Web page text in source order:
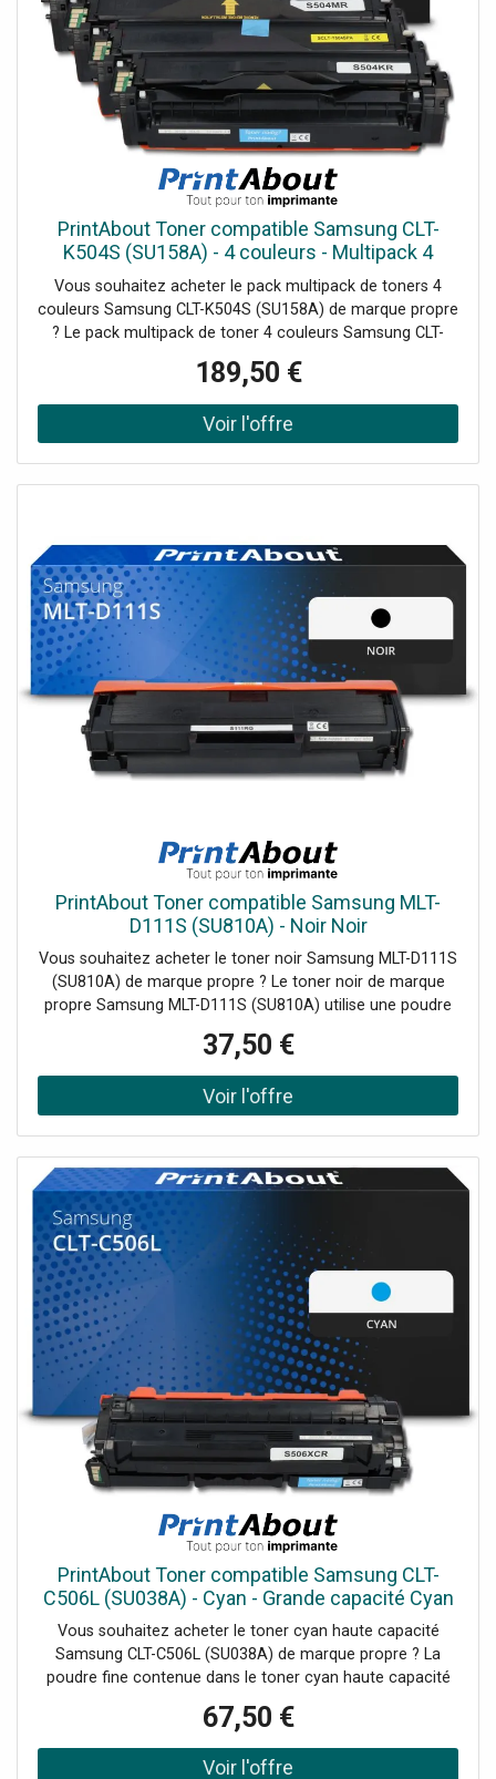
l'environnement, pour un confort optimal tout au long de
l'année.
PrintAbout Toner compatible Samsung CLT-
K504S (SU158A) - 4 couleurs - Multipack 4
couleurs
Vous souhaitez acheter le pack multipack de toners 4
couleurs Samsung CLT-K504S (SU158A) de marque propre
? Le pack multipack de toner 4 couleurs Samsung CLT-
K504S (SU158A) de marque propre utilise une poudre fine
qui, contrairement à l'encre, ne peut pas sécher, ce qui
garantit une....
189,50 €
PrintAbout Toner compatible Samsung MLT-
D111S (SU810A) - Noir Noir
Vous souhaitez acheter le toner noir Samsung MLT-D111S
(SU810A) de marque propre ? Le toner noir de marque
propre Samsung MLT-D111S (SU810A) utilise une poudre
qui garantit une qualité d'impression durable. Ce toner
convient donc....
37,50 €
PrintAbout Toner compatible Samsung CLT-
C506L (SU038A) - Cyan - Grande capacité Cyan
Vous souhaitez acheter le toner cyan haute capacité
Samsung CLT-C506L (SU038A) de marque propre ? La
poudre fine contenue dans le toner cyan haute capacité
sèche pas comme l'encre, ce qui permet de garantir une
qualité d'impression stable....
67,50 €